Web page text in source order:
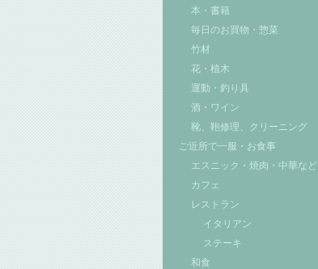
本・書籍
毎日のお買物・惣菜
竹材
花・植木
運動・釣り具
酒・ワイン
靴、鞄修理、クリーニング
ご近所で一服・お食事
エスニック・焼肉・中華など
カフェ
レストラン
イタリアン
ステーキ
和食